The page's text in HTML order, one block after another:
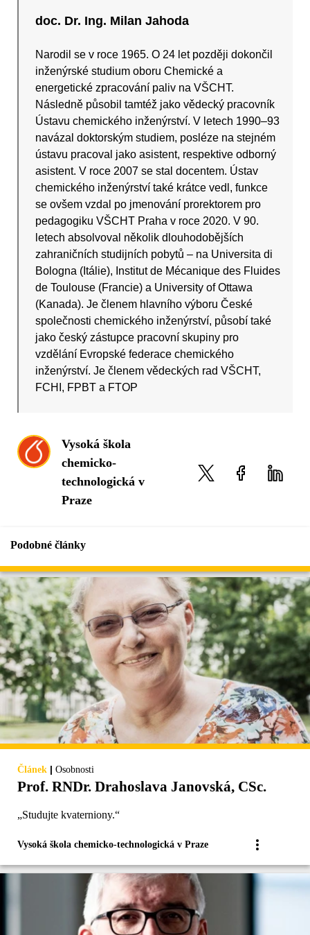
doc. Dr. Ing. Milan Jahoda
Narodil se v roce 1965. O 24 let později dokončil
inženýrské studium oboru Chemické a
energetické zpracování paliv na VŠCHT.
Následně působil tamtéž jako vědecký pracovník
Ústavu chemického inženýrství. V letech 1990–93
navázal doktorským studiem, posléze na stejném
ústavu pracoval jako asistent, respektive odborný
asistent. V roce 2007 se stal docentem. Ústav
chemického inženýrství také krátce vedl, funkce
se ovšem vzdal po jmenování prorektorem pro
pedagogiku VŠCHT Praha v roce 2020. V 90.
letech absolvoval několik dlouhodobějších
zahraničních studijních pobytů – na Universita di
Bologna (Itálie), Institut de Mécanique des Fluides
de Toulouse (Francie) a University of Ottawa
(Kanada). Je členem hlavního výboru České
společnosti chemického inženýrství, působí také
jako český zástupce pracovní skupiny pro
vzdělání Evropské federace chemického
inženýrství. Je členem vědeckých rad VŠCHT,
FCHI, FPBT a FTOP
Vysoká škola
chemicko-
technologická v
Praze
Podobné články
Článek | Osobnosti
Prof. RNDr. Drahoslava Janovská, CSc.
„Studujte kvaterniony.“
Vysoká škola chemicko-technologická v Praze